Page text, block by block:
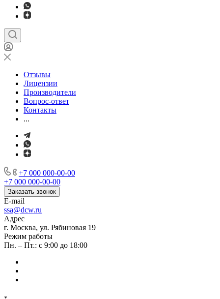
Отзывы
Лицензии
Производители
Вопрос-ответ
Контакты
...
+7 000 000-00-00
+7 000 000-00-00
Заказать звонок
E-mail
ssa@dcw.ru
Адрес
г. Москва, ул. Рябиновая 19
Режим работы
Пн. – Пт.: с 9:00 до 18:00